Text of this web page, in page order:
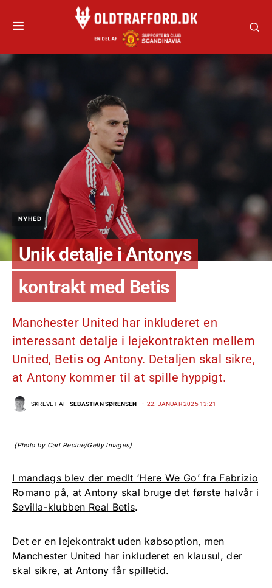
NYHED
Unik detalje i Antonys
kontrakt med Betis
Manchester United har inkluderet en
interessant detalje i lejekontrakten mellem
United, Betis og Antony. Detaljen skal sikre,
at Antony kommer til at spille hyppigt.
SKREVET AF SEBASTIAN SØRENSEN 22. JANUAR 2025 13:21
(Photo by Carl Recine/Getty Images)
I mandags blev der medlt ‘Here We Go’ fra Fabrizio
Romano på, at Antony skal bruge det første halvår i
Sevilla-klubben Real Betis.
Det er en lejekontrakt uden købsoption, men
Manchester United har inkluderet en klausul, der
skal sikre, at Antony får spilletid.